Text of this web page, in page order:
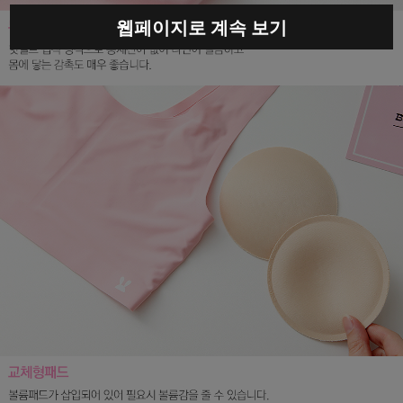
웹페이지로 계속 보기